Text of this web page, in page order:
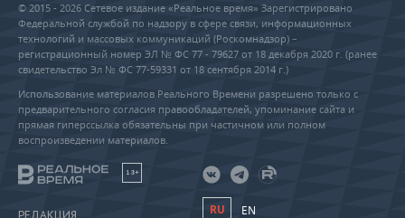
© 2015 - 2026 Сетевое издание «Реальное время» Зарегистрировано
Федеральной службой по надзору в сфере связи, информационных
технологий и массовых коммуникаций (Роскомнадзор) –
регистрационный номер ЭЛ № ФС 77 - 79627 от 18 декабря 2020 г. (ранее
свидетельство Эл № ФС 77-59331 от 18 сентября 2014 г.)
Использование материалов Реального Времени разрешено только с
предварительного согласия правообладателей, упоминание сайта и
прямая гиперссылка обязательны при частичном или полном
воспроизведении материалов.
18+
РЕДАКЦИЯ RU EN